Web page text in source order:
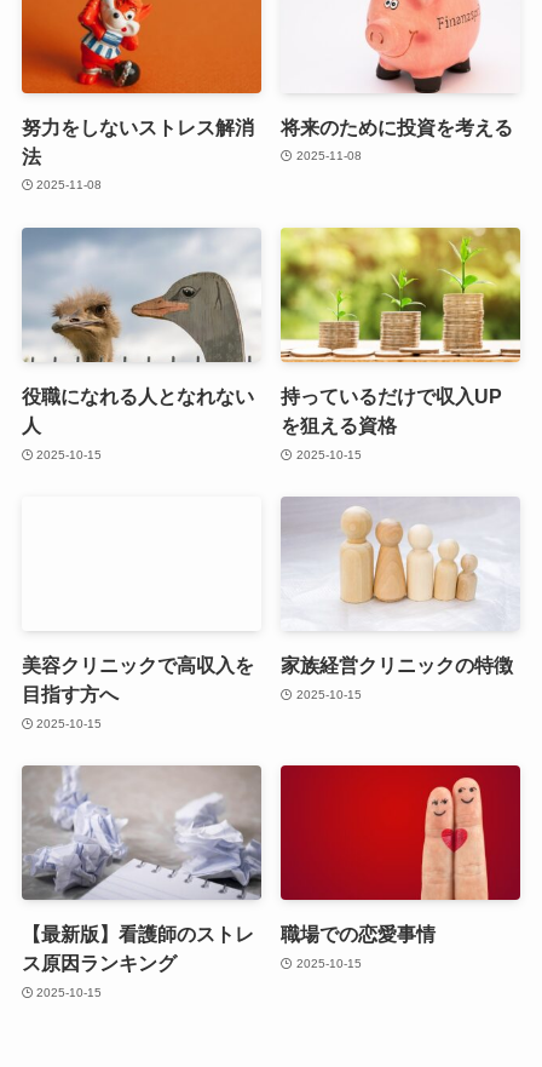
努力をしないストレス解消
法
2025-11-08
将来のために投資を考える
2025-11-08
役職になれる人となれない
人
2025-10-15
持っているだけで収入UP
を狙える資格
2025-10-15
美容クリニックで高収入を
目指す方へ
2025-10-15
家族経営クリニックの特徴
2025-10-15
【最新版】看護師のストレ
ス原因ランキング
2025-10-15
職場での恋愛事情
2025-10-15